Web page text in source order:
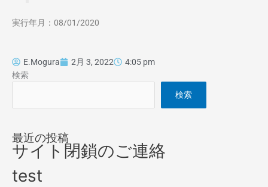
実行年月：08/01/2020
E.Mogura 2月 3, 2022
4:05 pm
検索
検索
最近の投稿
サイト閉鎖のご連絡
test